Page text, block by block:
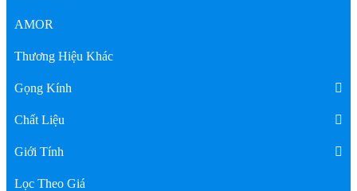
AMOR
Thương Hiệu Khác
Gọng Kính
Chất Liệu
Giới Tính
Lọc Theo Giá